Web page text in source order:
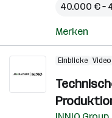
40.000 € –
Merken
Einblicke